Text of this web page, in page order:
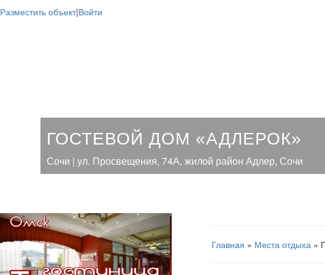
Разместить объект|Войти
ГОСТЕВОЙ ДОМ «АДЛЕРОК»
Сочи | ул. Просвещения, 74А, жилой район Адлер, Сочи
Главная » Места отдыха»